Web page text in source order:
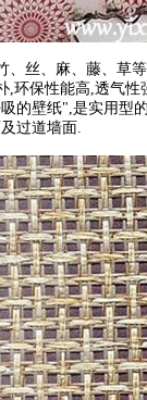
、麻、藤
朴,环保性能高,透气
吸的壁纸",是实用
及过道墙面.